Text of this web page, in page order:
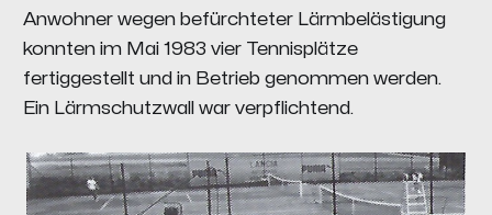
Anwohner wegen befürchteter Lärmbelästigung
konnten im Mai 1983 vier Tennisplätze
fertiggestellt und in Betrieb genommen werden.
Ein Lärmschutzwall war verpflichtend.